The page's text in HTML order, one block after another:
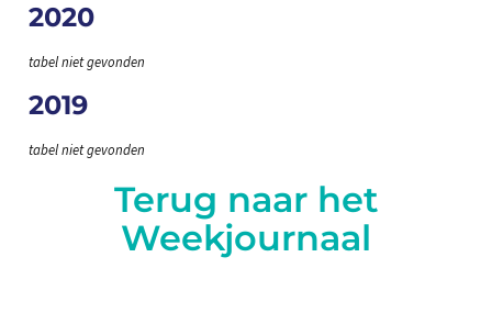
2020
tabel niet gevonden
2019
tabel niet gevonden
Terug naar het
Weekjournaal